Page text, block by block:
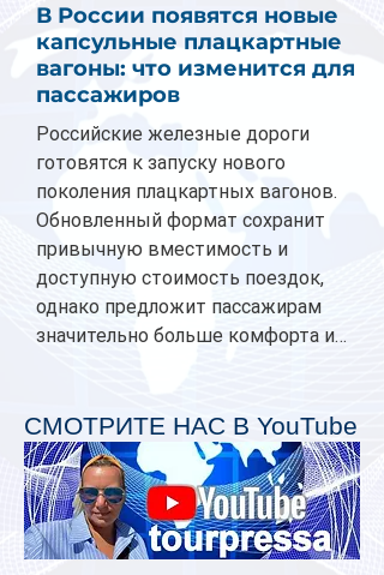
В России появятся новые
капсульные плацкартные
вагоны: что изменится для
пассажиров
Российские железные дороги
готовятся к запуску нового
поколения плацкартных вагонов.
Обновленный формат сохранит
привычную вместимость и
доступную стоимость поездок,
однако предложит пассажирам
значительно больше комфорта и
планируется начать в 2027 году.
Одним из главных нововведений
станут индивидуальные шторки у
каждого спального места. Они
позволят пассажирам закрыть свою
полку во время сна или отдыха,
СМОТРИТЕ НАС В YouTube